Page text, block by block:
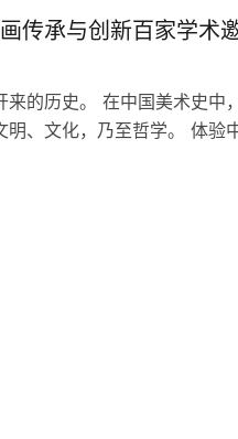
传承与创新百家学术
的历史。 在中国美术史中
、文化，乃至哲学。 体验